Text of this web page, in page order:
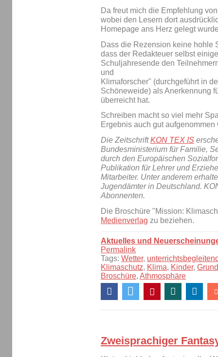
Da freut mich die Empfehlung
wobei den Lesern dort
Homepage ans Herz gelegt
Dass die Rezension keine hohle
dass der Redakteuer selbst
Schuljahresende den
und
Klimaforscher" (durchgeführt in
Schöneweide) als Anerkennung
überreicht hat.
Schreiben macht so viel mehr
Ergebnis auch gut aufgenommen
Die ZeitschriftKON TEX IS
Bundesministerium für Familie,
durch den Europäischen
Publikation für Lehrer und
Mitarbeiter. Unter anderem
Jugendämter in Deutschland.
Abonnenten.
Die Broschüre "Mission:
Medienverlag zu beziehen.
Aktuelles und
Permalink
Tags: Wetter,
Klimaschutz, Klima, Kinder,
Broschüre, Athmosphäre
Zweisprachiger